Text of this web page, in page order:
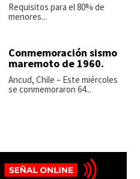
Requisitos para el 80% de
menores...
Conmemoración sismo
maremoto de 1960.
Ancud, Chile – Este miércoles
se conmemoraron 64...